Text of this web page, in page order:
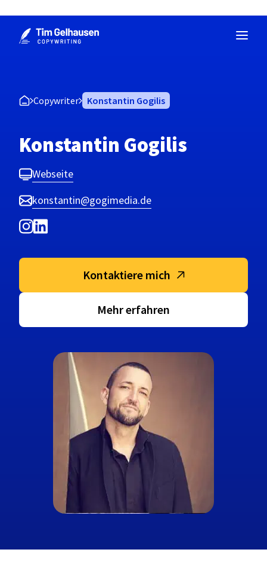
Inhalt
Copywriter Konstantin Gogilis
Konstantin Gogilis
Webseite
konstantin@gogimedia.de
Kontaktiere mich
Mehr erfahren